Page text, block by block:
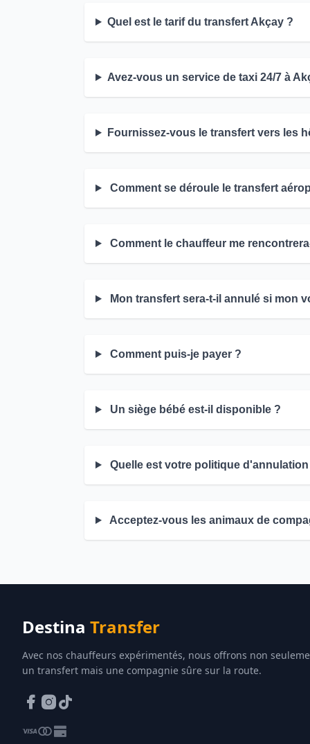
Quel est le tarif du transfert Akçay ?
Avez-vous un service de taxi 24/7 à
Fournissez-vous le transfert vers les
Comment se déroule le transfert
Comment le chauffeur me
Mon transfert sera-t-il annulé si mon
Comment puis-je payer ?
Un siège bébé est-il disponible ?
Quelle est votre politique
Acceptez-vous les animaux de
Destina Transfer
Avec nos chauffeurs expérimentés, nous offrons non
un transfert mais une compagnie sûre sur la route.